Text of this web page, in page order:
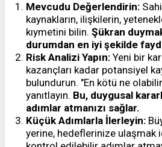
Mevcudu Değerlendirin:
kaynakların, ilişkilerin,
kıymetini bilin. Şükran
durumdan en iyi şekilde
Risk Analizi Yapın: Yeni bir
kazançları kadar potansiyel
bulundurun. "En kötü ne
yanıtlayın. Bu, duygusal
adımlar atmanızı sağlar.
Küçük Adımlarla İlerleyin:
yerine, hedeflerinize ulaşmak